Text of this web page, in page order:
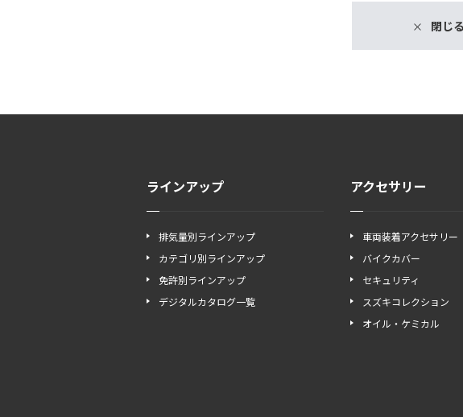
閉じる
ラインアップ
排気量別ラインアップ
カテゴリ別ラインアップ
免許別ラインアップ
デジタルカタログ一覧
アクセサリー
車両装着アクセサリー
バイクカバー
セキュリティ
スズキコレクション
オイル・ケミカル